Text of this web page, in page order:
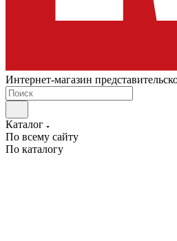
Интернет-магазин
Каталог
По всему сайту
По каталогу